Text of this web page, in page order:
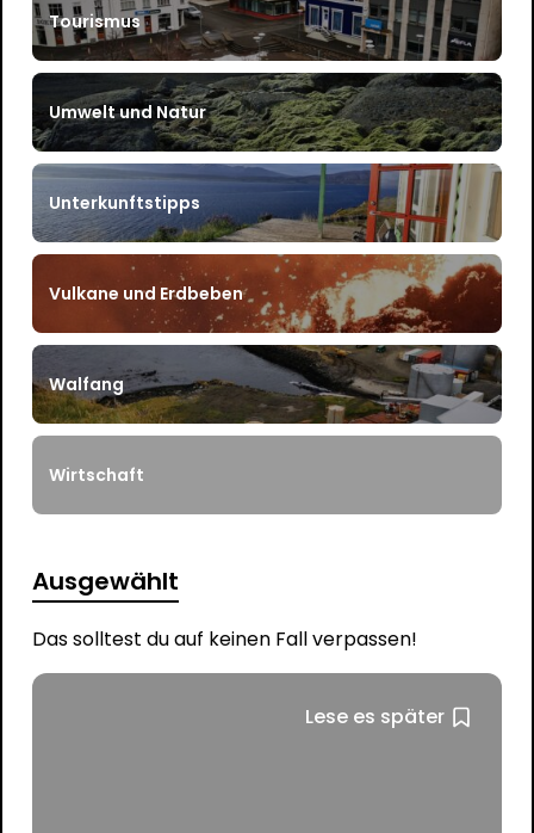
Tourismus
Umwelt und Natur
Unterkunftstipps
Vulkane und Erdbeben
Walfang
Wirtschaft
Ausgewählt
Das solltest du auf keinen Fall verpassen!
Lese es später